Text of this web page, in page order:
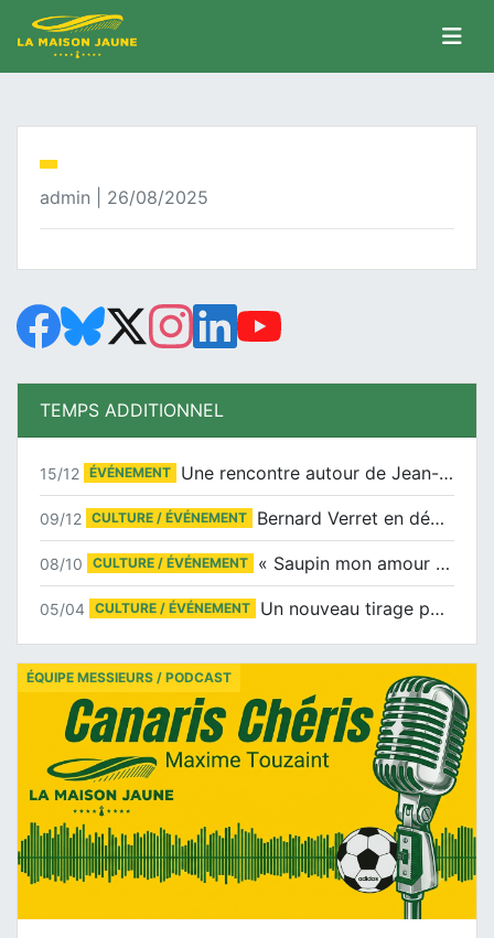
admin | 26/08/2025
TEMPS ADDITIONNEL
15/12 ÉVÉNEMENT Une rencontre autour de Jean-Claude Suaudeau
09/12 CULTURE / ÉVÉNEMENT Bernard Verret en dédicaces le samedi 13 décembre à l’Espace Culturel Atlantis
08/10 CULTURE / ÉVÉNEMENT « Saupin mon amour » au salon du livre de Trentemoult
05/04 CULTURE / ÉVÉNEMENT Un nouveau tirage pour le Docu-BD
ÉQUIPE MESSIEURS / PODCAST